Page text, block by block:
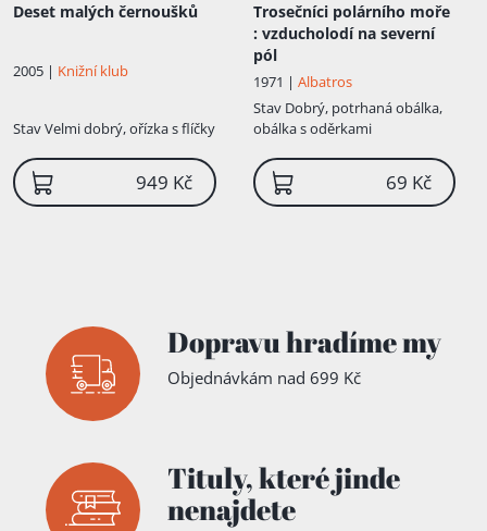
Deset malých černoušků
2005 | Knižní klub
StavVelmi dobrý, ořízka s flíčky
949 Kč
Trosečníci polárního moře
: vzducholodí na severní
pól
1971 | Albatros
Stav Dobrý, potrhaná obálka,
obálka s oděrkami
69 Kč
Dopravu hradíme my
Objednávkám nad 699 Kč
Tituly,které jinde
nenajdete